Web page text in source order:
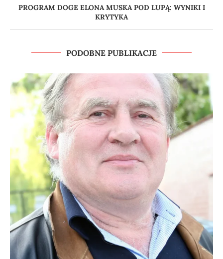
PROGRAM DOGE ELONA MUSKA POD LUPĄ: WYNIKI I
KRYTYKA
PODOBNE PUBLIKACJE